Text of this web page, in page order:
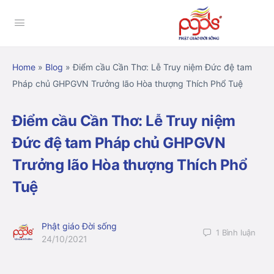
Home » Blog »Điểm cầu Cần Thơ: Lễ Truy niệm Đức đệ tam
Pháp chủ GHPGVN Trưởng lão Hòa thượng Thích Phổ Tuệ
Điểm cầu Cần Thơ: Lễ Truy niệm
Đức đệ tam Pháp chủ GHPGVN
Trưởng lão Hòa thượng Thích Phổ
Tuệ
Phật giáo Đời sống
24/10/2021
1 Bình luận